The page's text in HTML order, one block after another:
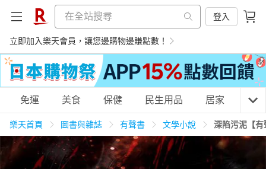
登入
立即加入樂天會員，讓您邊購物邊賺點數！
購物網分類
天天免運 美食蛋糕 養生保健
免運 美食 保健 民生用品 居家 3C
樂天首頁 圖書與雜誌 有聲書 文學小說 深陷污泥【有